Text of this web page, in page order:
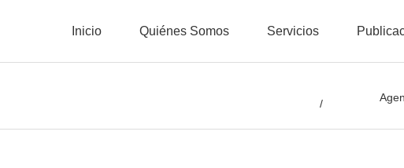
Inicio Quiénes Somos Servicios